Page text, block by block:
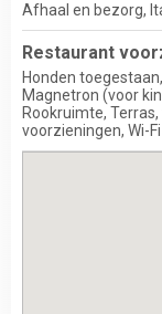
Afhaal en bezorg
Restaurant
Honden toegestaan
Magnetron (voor
Rookruimte Terras
voorzieningen Wi-Fi